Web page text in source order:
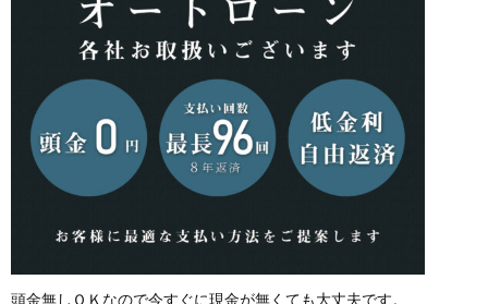
頭金無しＯＫなので今すぐに現金が無くても大丈夫です。